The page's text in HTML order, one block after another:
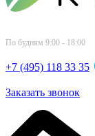
По будням 9:00 - 18:00
+7 (495) 118 33 35
Заказать звонок